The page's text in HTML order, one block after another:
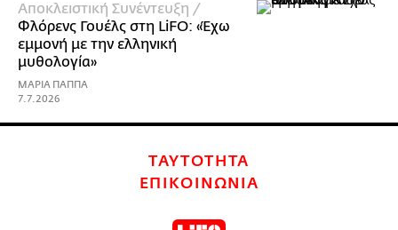
Αποκλειστική Συνέντευξη /
Φλόρενς Γουέλς στη LiFO: «Έχω
εμμονή με την ελληνική
μυθολογία»
ΜΑΡΙΑ ΠΑΠΠΑ
7.7.2026
ΤΑΥΤΟΤΗΤΑ
ΕΠΙΚΟΙΝΩΝΙΑ